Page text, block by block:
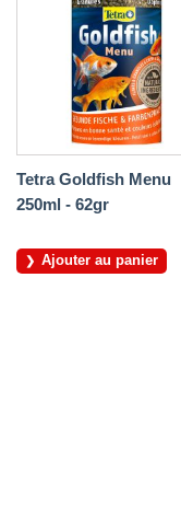
Tetra Goldfish Menu
250ml - 62gr
Ajouter au panier